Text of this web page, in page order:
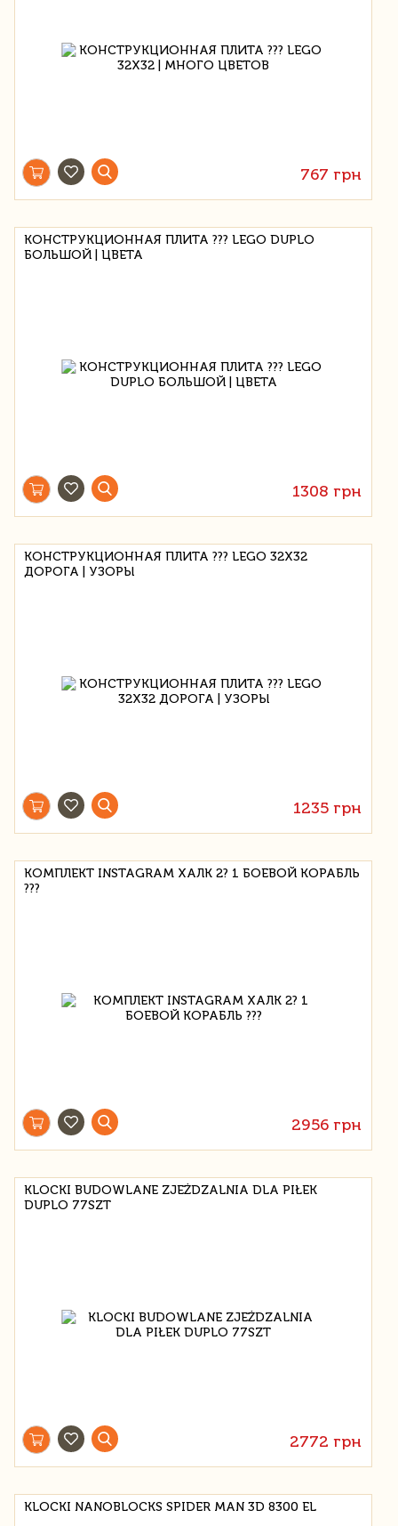
767 грн
КОНСТРУКЦИОННАЯ ПЛИТА ??? LEGO DUPLO
БОЛЬШОЙ | ЦВЕТА
1308 грн
КОНСТРУКЦИОННАЯ ПЛИТА ??? LEGO 32X32
ДОРОГА | УЗОРЫ
1235 грн
КОМПЛЕКТ INSTAGRAM ХАЛК 2? 1 БОЕВОЙ КОРАБЛЬ
???
2956 грн
KLOCKI BUDOWLANE ZJEŻDZALNIA DLA PIŁEK
DUPLO 77SZT
2772 грн
KLOCKI NANOBLOCKS SPIDER MAN 3D 8300 EL